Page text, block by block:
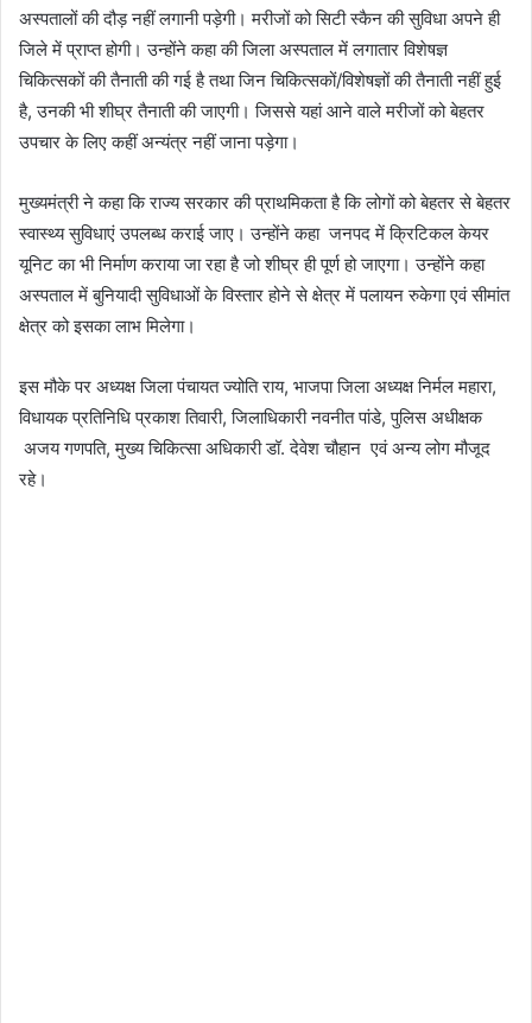
अस्पतालों की दौड़ नहीं लगानी पड़ेगी। मरीजों को सिटी स्कैन की सुविधा अपने ही
जिले में प्राप्त होगी। उन्होंने कहा की जिला अस्पताल में लगातार विशेषज्ञ
चिकित्सकों की तैनाती की गई है तथा जिन चिकित्सकों/विशेषज्ञों की तैनाती नहीं हुई
है, उनकी भी शीघ्र तैनाती की जाएगी। जिससे यहां आने वाले मरीजों को बेहतर
उपचार के लिए कहीं अन्यंत्र नहीं जाना पड़ेगा।
मुख्यमंत्री ने कहा कि राज्य सरकार की प्राथमिकता है कि लोगों को बेहतर से बेहतर
स्वास्थ्य सुविधाएं उपलब्ध कराई जाए। उन्होंने कहा जनपद में क्रिटिकल केयर
यूनिट का भी निर्माण कराया जा रहा है जो शीघ्र ही पूर्ण हो जाएगा। उन्होंने कहा
अस्पताल में बुनियादी सुविधाओं के विस्तार होने से क्षेत्र में पलायन रुकेगा एवं सीमांत
क्षेत्र को इसका लाभ मिलेगा।
इस मौके पर अध्यक्ष जिला पंचायत ज्योति राय, भाजपा जिला अध्यक्ष निर्मल महारा,
विधायक प्रतिनिधि प्रकाश तिवारी, जिलाधिकारी नवनीत पांडे, पुलिस अधीक्षक
अजय गणपति, मुख्य चिकित्सा अधिकारी डॉ. देवेश चौहान एवं अन्य लोग मौजूद
रहे।